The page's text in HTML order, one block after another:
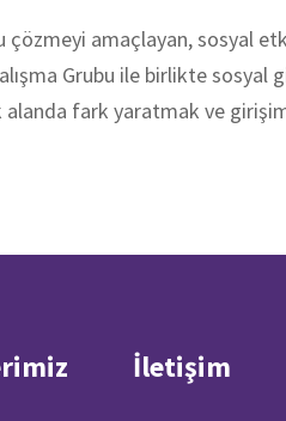
amaçlayan, sosyal
Grubu ile birlikte sosyal
alanda fark yaratmak ve
İletişim